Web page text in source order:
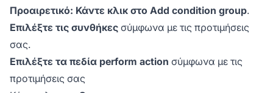
Προαιρετικό: Κάντε κλικ στο Add condition group.
Επιλέξτε τις συνθήκες σύμφωνα με τις προτιμήσεις
σας.
Επιλέξτε τα πεδία perform action σύμφωνα με τις
προτιμήσεις σας